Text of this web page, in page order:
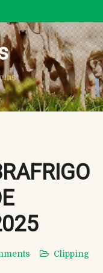
Clipping